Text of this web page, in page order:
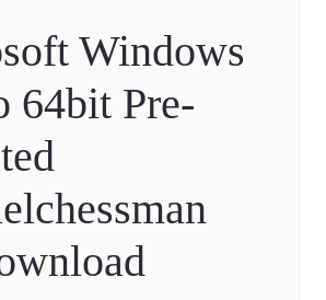
Windows
64bit Pre-